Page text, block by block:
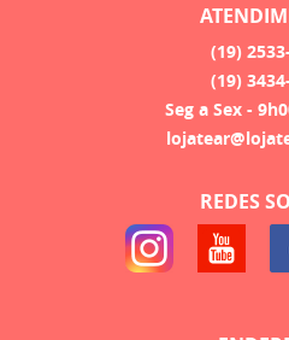
(19)
(19)
Seg a Sex -
REDES